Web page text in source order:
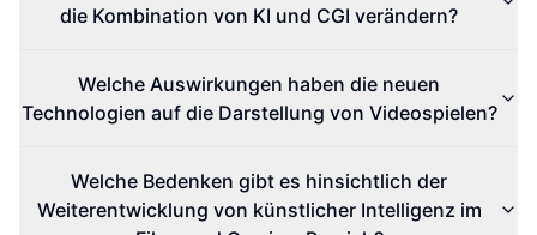
die Kombination von KI und CGI verändern?
Welche Auswirkungen haben die neuen
Technologien auf die Darstellung von Videospielen?
Welche Bedenken gibt es hinsichtlich der
Weiterentwicklung von künstlicher Intelligenz im